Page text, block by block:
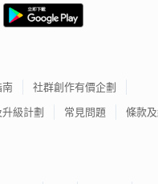
南
社群創作有價企劃
級計劃
常見問題 條款